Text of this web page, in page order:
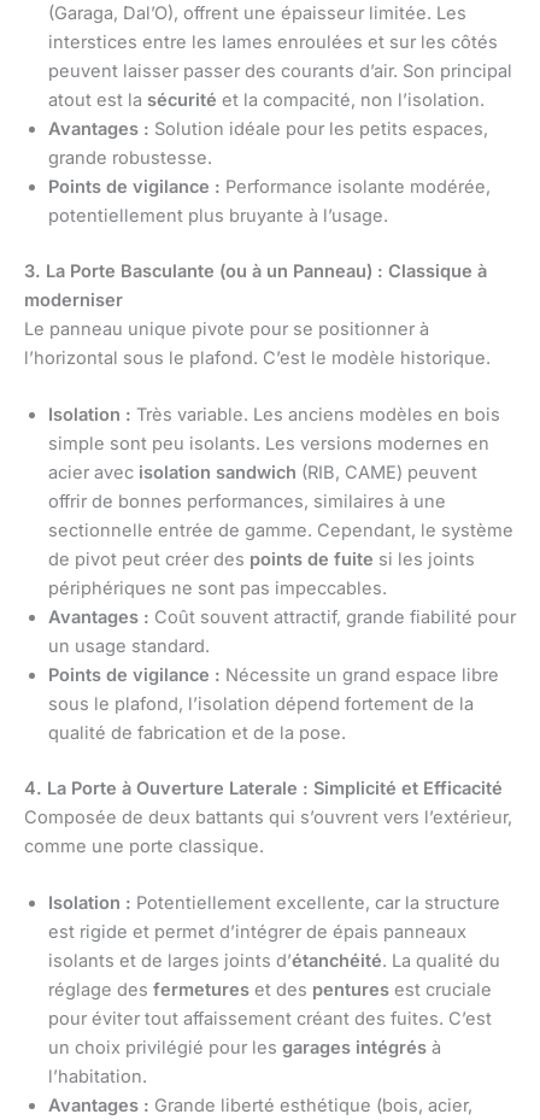
(Garaga, Dal’O), offrent une épaisseur limitée. Les
interstices entre les lames enroulées et sur les côtés
peuvent laisser passer des courants d’air. Son principal
atout est la sécurité et la compacité, non l’isolation.
Avantages : Solution idéale pour les petits espaces,
grande robustesse.
Points de vigilance : Performance isolante modérée,
potentiellement plus bruyante à l’usage.
3. La Porte Basculante (ou à un Panneau) : Classique à
moderniser
Le panneau unique pivote pour se positionner à
l’horizontal sous le plafond. C’est le modèle historique.
Isolation : Très variable. Les anciens modèles en bois
simple sont peu isolants. Les versions modernes en
acier avec isolation sandwich (RIB, CAME) peuvent
offrir de bonnes performances, similaires à une
sectionnelle entrée de gamme. Cependant, le système
de pivot peut créer des points de fuite si les joints
périphériques ne sont pas impeccables.
Avantages : Coût souvent attractif, grande fiabilité pour
un usage standard.
Points de vigilance : Nécessite un grand espace libre
sous le plafond, l’isolation dépend fortement de la
qualité de fabrication et de la pose.
4. La Porte à Ouverture Laterale : Simplicité et Efficacité
Composée de deux battants qui s’ouvrent vers l’extérieur,
comme une porte classique.
Isolation : Potentiellement excellente, car la structure
est rigide et permet d’intégrer de épais panneaux
isolants et de larges joints d’étanchéité. La qualité du
réglage des fermetures et des pentures est cruciale
pour éviter tout affaissement créant des fuites. C’est
un choix privilégié pour les garages intégrés à
l’habitation.
Avantages : Grande liberté esthétique (bois, acier,